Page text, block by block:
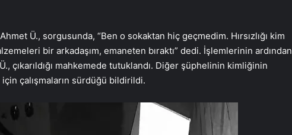
Ü., sorgusunda, “Ben o sokaktan hiç geçmedim. Hırsızlığı kim
bir arkadaşım, emaneten bıraktı” dedi. İşlemlerinin ardından
çıkarıldığı mahkemede tutuklandı. Diğer şüphelinin kimliğinin
çalışmaların sürdüğü bildirildi.